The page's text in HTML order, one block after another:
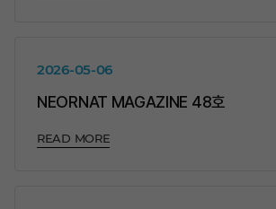
2026-05-06
NEORNAT MAGAZINE 48호
READ MORE